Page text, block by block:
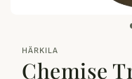
HÄRKILA
Chemise